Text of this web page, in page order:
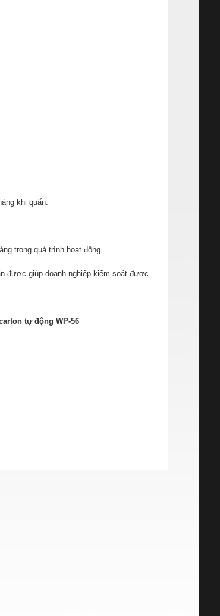
khi quấn.
trong quá trình hoạt động.
được giúp doanh nghiệp kiểm soát được
tự động WP-56